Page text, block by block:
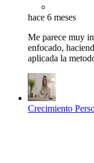
hace 6 meses
Me parece muy
enfocado,
aplicada la
Crecimiento